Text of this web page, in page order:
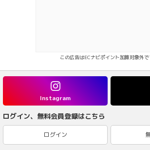
この広告はECナビポイント加算対象外で
Instagram
ログイン、無料会員登録はこちら
ログイン